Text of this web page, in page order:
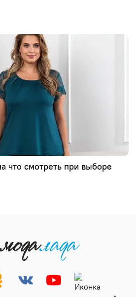
что смотреть при выборе